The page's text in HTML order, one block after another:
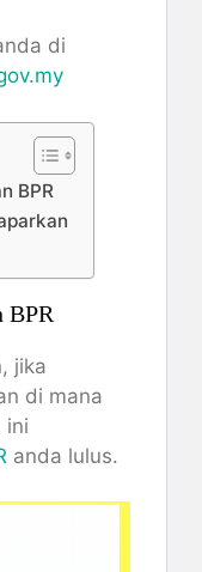
di
BPR
BPR
jika
di mana
ini
anda lulus.